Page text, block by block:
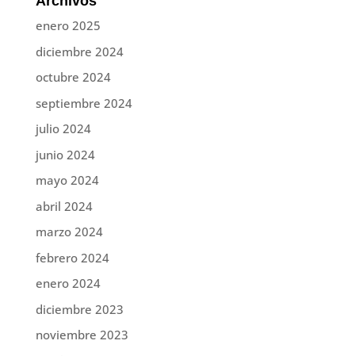
enero 2025
diciembre 2024
octubre 2024
septiembre 2024
julio 2024
junio 2024
mayo 2024
abril 2024
marzo 2024
febrero 2024
enero 2024
diciembre 2023
noviembre 2023